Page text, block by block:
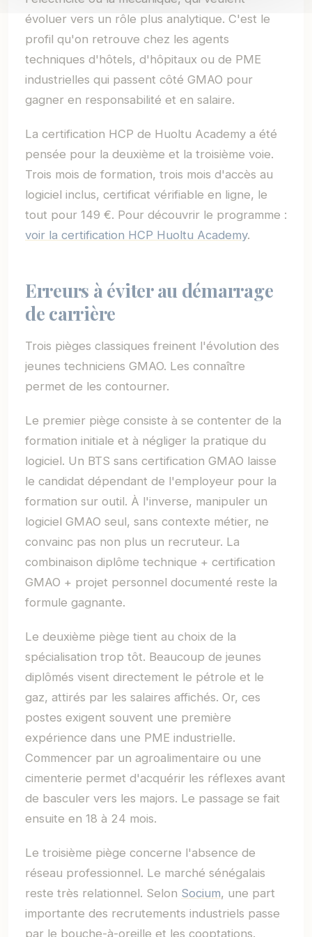
évoluer vers un rôle plus analytique. C'est le
profil qu'on retrouve chez les agents
techniques d'hôtels, d'hôpitaux ou de PME
industrielles qui passent côté GMAO pour
gagner en responsabilité et en salaire.
La certification HCP de Huoltu Academy a été
pensée pour la deuxième et la troisième voie.
Trois mois de formation, trois mois d'accès au
logiciel inclus, certificat vérifiable en ligne, le
tout pour 149 €. Pour découvrir le programme :
voir la certification HCP Huoltu Academy.
Erreurs à éviter au démarrage
de carrière
Trois pièges classiques freinent l'évolution des
jeunes techniciens GMAO. Les connaître
permet de les contourner.
Le premier piège consiste à se contenter de la
formation initiale et à négliger la pratique du
logiciel. Un BTS sans certification GMAO laisse
le candidat dépendant de l'employeur pour la
formation sur outil. À l'inverse, manipuler un
logiciel GMAO seul, sans contexte métier, ne
convainc pas non plus un recruteur. La
combinaison diplôme technique + certification
GMAO + projet personnel documenté reste la
formule gagnante.
Le deuxième piège tient au choix de la
spécialisation trop tôt. Beaucoup de jeunes
diplômés visent directement le pétrole et le
gaz, attirés par les salaires affichés. Or, ces
postes exigent souvent une première
expérience dans une PME industrielle.
Commencer par un agroalimentaire ou une
cimenterie permet d'acquérir les réflexes avant
de basculer vers les majors. Le passage se fait
ensuite en 18 à 24 mois.
Le troisième piège concerne l'absence de
réseau professionnel. Le marché sénégalais
reste très relationnel. Selon Socium, une part
importante des recrutements industriels passe
par le bouche-à-oreille et les cooptations.